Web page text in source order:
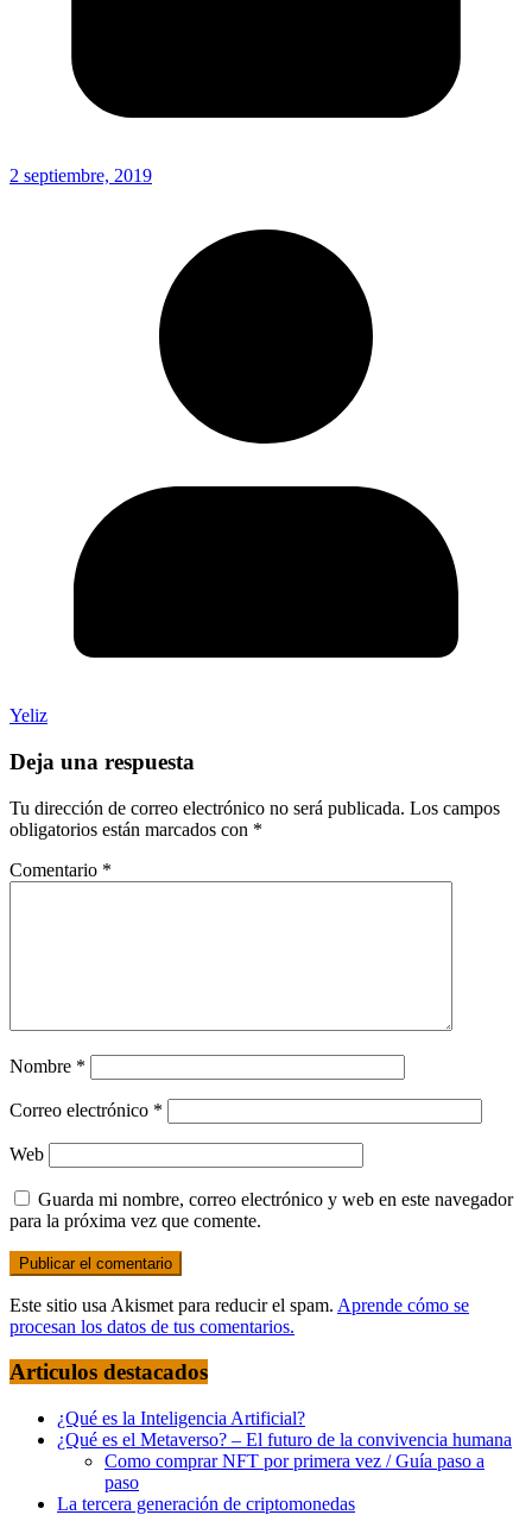
2 septiembre, 2019
Yeliz
Deja una respuesta
Tu dirección de correo electrónico no será publicada. Los campos
obligatorios están marcados con *
Comentario *
Nombre *
Correo electrónico *
Web
Guarda mi nombre, correo electrónico y web en este navegador
para la próxima vez que comente.
Este sitio usa Akismet para reducir el spam. Aprende cómo se
procesan los datos de tus comentarios.
Articulos destacados
¿Qué es la Inteligencia Artificial?
¿Qué es el Metaverso? – El futuro de la convivencia humana
Como comprar NFT por primera vez / Guía paso a
paso
La tercera generación de criptomonedas